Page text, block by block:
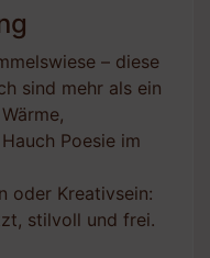
– diese
sind mehr als ein
Poesie im
oder Kreativsein:
stilvoll und frei.